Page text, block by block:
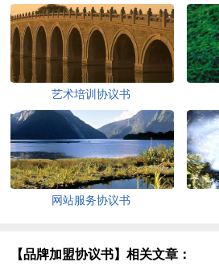
艺术培训协议书
网站服务协议书
【品牌加盟协议书】相关文章：